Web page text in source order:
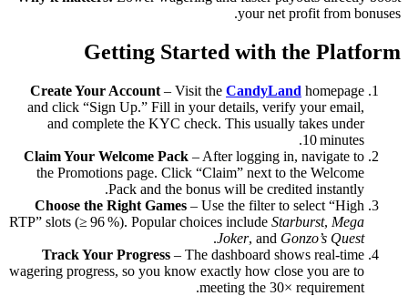
your net profit from bonuses.
Getting Started with the Platform
Create Your Account – Visit the CandyLand homepage
and click “Sign Up.” Fill in your details, verify your email,
and complete the KYC check. This usually takes under
10 minutes.
Claim Your Welcome Pack – After logging in, navigate to
the Promotions page. Click “Claim” next to the Welcome
Pack and the bonus will be credited instantly.
Choose the Right Games – Use the filter to select “High
RTP” slots (≥ 96 %). Popular choices include Starburst, Mega
Joker, and Gonzo’s Quest
.
Track Your Progress – The dashboard shows real‑time
wagering progress, so you know exactly how close you are to
meeting the 30× requirement.